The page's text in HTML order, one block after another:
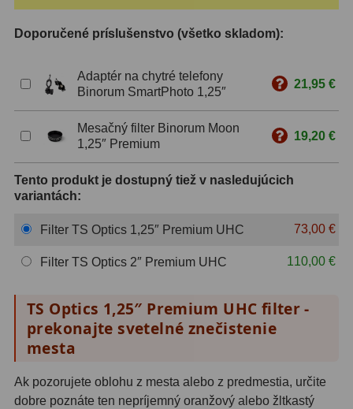
ZOOM12
S mriežkou6
Ostatné 30
Barlow65
Filtre183
Mesačné a polarizačné23
Slnečné 44
CLS a UHC
Širokopásmové2
Hβ4
Doporučené príslušenstvo (všetko skladom):
Adaptér na chytré telefony
Binorum SmartPhoto 1,25″
21,95 €
Mesačný filter Binorum Moon
1,25″ Premium
19,20 €
Tento produkt je dostupný tiež v nasledujúcich
variantách:
Filter TS Optics 1,25″ Premium UHC 73,00 €
Filter TS Optics 2″ Premium UHC 110,00 €
TS Optics 1,25″ Premium UHC filter -
prekonajte svetelné znečistenie
mesta
Ak pozorujete oblohu z mesta alebo z predmestia, určite
dobre poznáte ten nepríjemný oranžový alebo žltkastý